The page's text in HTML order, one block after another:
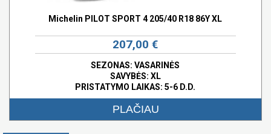
Michelin PILOT SPORT 4 205/40 R18 86Y XL
207,00 €
SEZONAS: VASARINĖS
SAVYBĖS: XL
PRISTATYMO LAIKAS: 5-6 D.D.
PLAČIAU